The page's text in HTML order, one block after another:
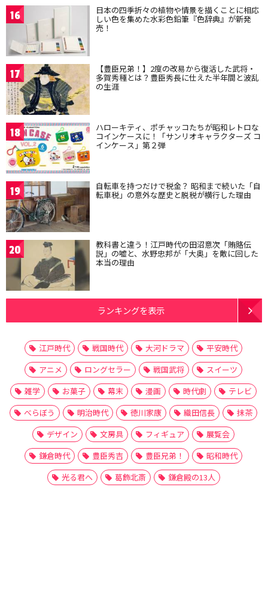
16 日本の四季折々の植物や情景を描くことに相応
しい色を集めた水彩色鉛筆『色辞典』が新発
売！
17 【豊臣兄弟！】2度の改易から復活した武将・
多賀秀種とは？豊臣秀長に仕えた半年間と波乱
の生涯
18 ハローキティ、ポチャッコたちが昭和レトロな
コインケースに！「サンリオキャラクターズ コ
インケース」第２弾
19 自転車を持つだけで税金？ 昭和まで続いた「自
転車税」の意外な歴史と脱税が横行した理由
20 教科書と違う！江戸時代の田沼意次「賄賂伝
説」の嘘と、水野忠邦が「大奥」を敵に回した
本当の理由
ランキングを表示
江戸時代 戦国時代 大河ドラマ
平安時代
アニメ
ロングセラー 戦国武将
スイーツ
雑学
お菓子 幕末 漫画 時代劇
テレビ
べらぼう
明治時代 徳川家康 織田信長
抹茶
デザイン
文房具 フィギュア
展覧会
鎌倉時代
豊臣秀吉 豊臣兄弟！
昭和時代
光る君へ
葛飾北斎 鎌倉殿の13人